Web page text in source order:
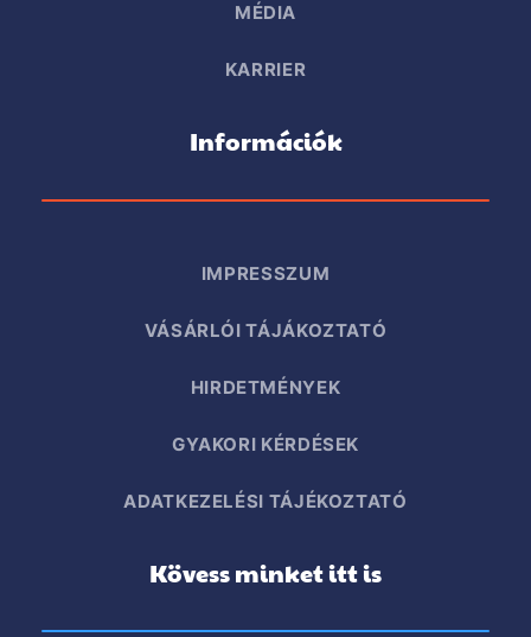
MÉDIA
KARRIER
Információk
IMPRESSZUM
VÁSÁRLÓI TÁJÁKOZTATÓ
HIRDETMÉNYEK
GYAKORI KÉRDÉSEK
ADATKEZELÉSI TÁJÉKOZTATÓ
Kövess minket itt is